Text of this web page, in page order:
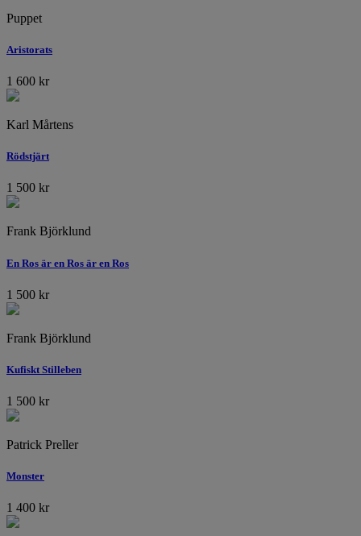
Puppet
Aristorats
1 600 kr
Karl Mårtens
Rödstjärt
1 500 kr
Frank Björklund
En Ros är en Ros är en Ros
1 500 kr
Frank Björklund
Kufiskt Stilleben
1 500 kr
Patrick Preller
Monster
1 400 kr